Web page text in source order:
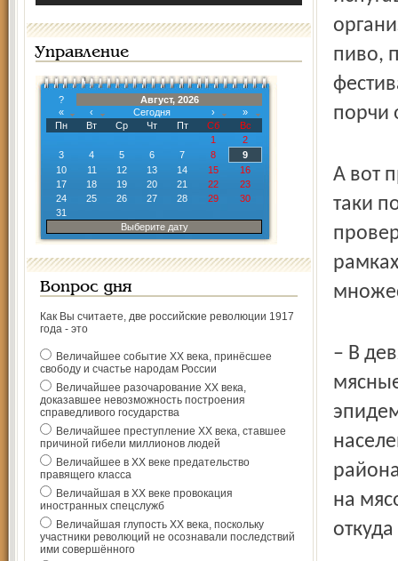
Управление
?
Август, 2026
«
‹ Сегодня ›
»
Пн
Вт Ср Чт Пт Сб
Вс
1
2
3
4 5 6 7 8
9
10
11 12 13 14 15
16
17
18 19 20 21 22
23
24
25 26 27 28 29
30
31
Выберите дату
Вопрос дня
Как Вы считаете, две российские революции 1917
года - это
Величайшее событие ХХ века, принёсшее
свободу и счастье народам России
Величайшее разочарование ХХ века,
доказавшее невозможность построения
справедливого государства
Величайшее преступление ХХ века, ставшее
причиной гибели миллионов людей
Величайшее в ХХ веке предательство
правящего класса
Величайшая в ХХ веке провокация
иностранных спецслужб
Величайшая глупость ХХ века, поскольку
участники революций не осознавали последствий
ими совершённого
пиво,
порчи
А вот
таки
– В
на